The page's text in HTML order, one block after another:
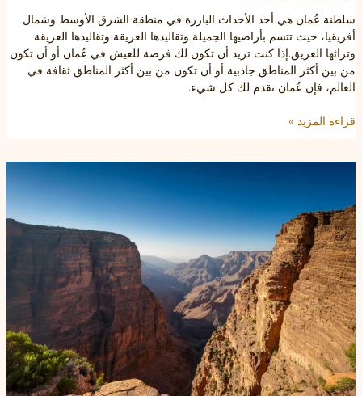
سلطنة عُمان هي أحد الأحداث البارزة في منطقة الشرق الأوسط وشمال
أفريقيا، حيث تتسم بأراضيها الجميلة وتقاليدها العريقة وتقاليدها العريقة
وتراثها العريق.إذا كنت تريد أن تكون لك فرصة للعيش في عُمان أو أن تكون
من بين أكثر المناطق جاذبية أو أن تكون من بين أكثر المناطق ثقافة في
العالم، فإن عُمان تقدم لك كل شيء.
سلطنة
Reisbestemming
قراءة المزيد »